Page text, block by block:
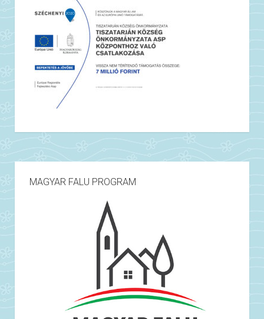
MAGYAR FALU PROGRAM